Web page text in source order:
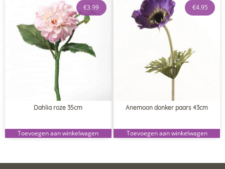
Dahlia roze 35cm
€3.99
Toevoegen aan winkelwagen
Anemoon donker paars 43cm
€4.95
Toevoegen aan winkelwagen